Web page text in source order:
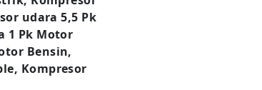
udara 5,5 Pk
1 Pk Motor
Bensin,
Kompresor